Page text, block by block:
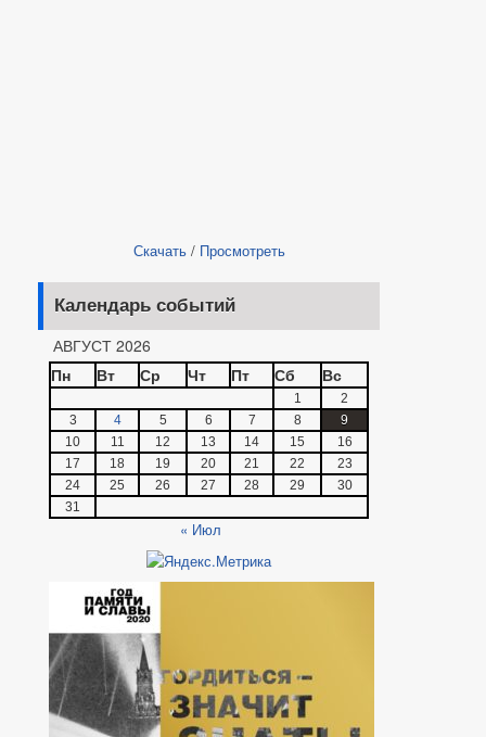
Скачать/ Просмотреть
Календарь событий
АВГУСТ 2026
Пн
Вт Ср Чт Пт Сб Вс
1
2
3
4 5 6 7 8
9
10
11 12 13 14 15
16
17
18 19 20 21 22
23
24
25 26 27 28 29
30
31
« Июл